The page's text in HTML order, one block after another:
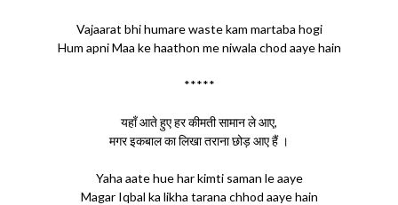
Vajaarat bhi humare waste kam martaba hogi
Hum apni Maa ke haathon me niwala chod aaye hain
*****
यहाँ आते हुए हर कीमती सामान ले आए,
मगर इकबाल का लिखा तराना छोड़ आए हैं ।
Yaha aate hue har kimti saman le aaye
Magar Iqbal ka likha tarana chhod aaye hain